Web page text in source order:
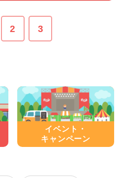
2 3
イベント・
キャンペーン